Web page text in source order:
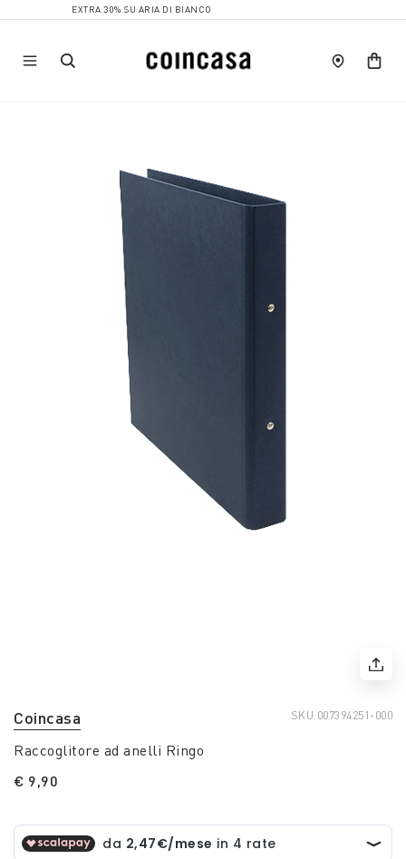
EXTRA 30% SU ARIA DI BIANCO
Coincasa SKU. 007394251-000
Raccoglitore ad anelli Ringo
€ 9,90